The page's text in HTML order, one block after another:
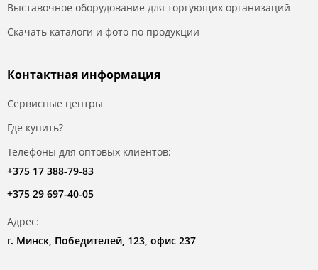
Выставочное оборудование для торгующих организаций
Скачать каталоги и фото по продукции
Контактная информация
Сервисные центры
Где купить?
Телефоны для оптовых клиентов:
+375 17 388-79-83
+375 29 697-40-05
Адрес:
г. Минск, Победителей, 123, офис 237